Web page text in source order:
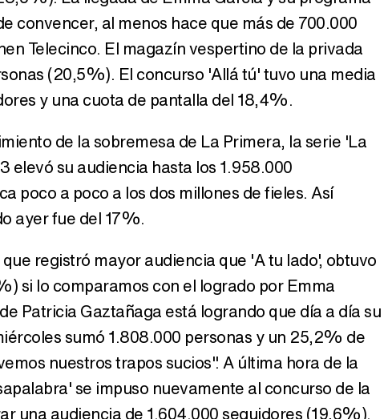
convencer, al menos hace que más de 700.000
Telecinco. El magazín vespertino de la privada
(20,5%). El concurso 'Allá tú' tuvo una media
y una cuota de pantalla del 18,4%.
de la sobremesa de La Primera, la serie 'La
elevó su audiencia hasta los 1.958.000
poco a poco a los dos millones de fieles. Así
ayer fue del 17%.
registró mayor audiencia que 'A tu lado', obtuvo
si lo comparamos con el logrado por Emma
Patricia Gaztañaga está logrando que día a día su
sumó 1.808.000 personas y un 25,2% de
nuestros trapos sucios". A última hora de la
se impuso nuevamente al concurso de la
una audiencia de 1.604.000 seguidores (19,6%).